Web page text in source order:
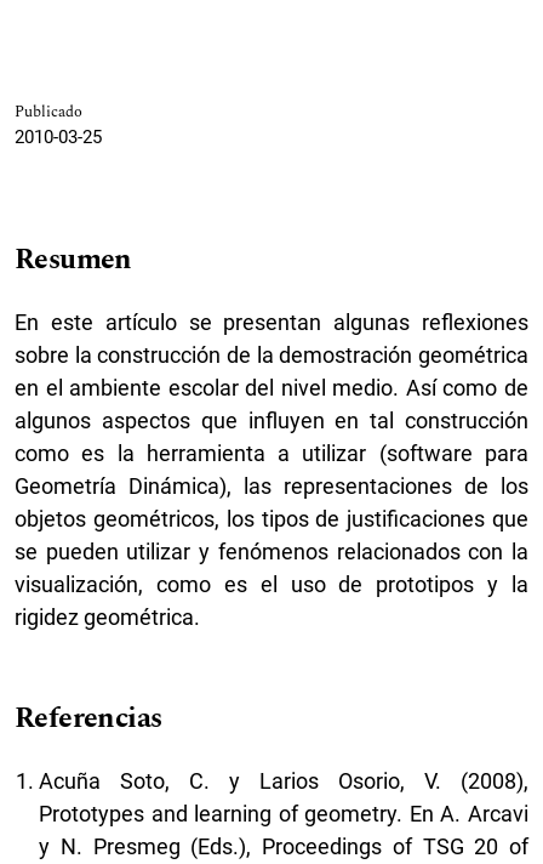
Publicado
2010-03-25
Resumen
En este artículo se presentan algunas reflexiones
sobre la construcción de la demostración geométrica
en el ambiente escolar del nivel medio. Así como de
algunos aspectos que influyen en tal construcción
como es la herramienta a utilizar (software para
Geometría Dinámica), las representaciones de los
objetos geométricos, los tipos de justificaciones que
se pueden utilizar y fenómenos relacionados con la
visualización, como es el uso de prototipos y la
rigidez geométrica.
Referencias
Acuña Soto, C. y Larios Osorio, V. (2008),
Prototypes and learning of geometry. En A. Arcavi
y N. Presmeg (Eds.), Proceedings of TSG 20 of